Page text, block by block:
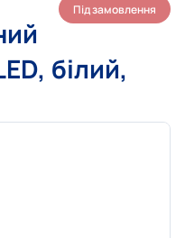
Під замовлення
білий,